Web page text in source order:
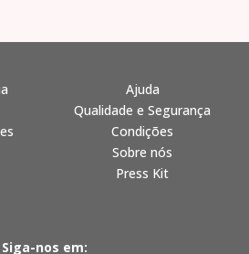
Ajuda
Qualidade e Segurança
Condições
Sobre nós
Press Kit
Siga-nos em: